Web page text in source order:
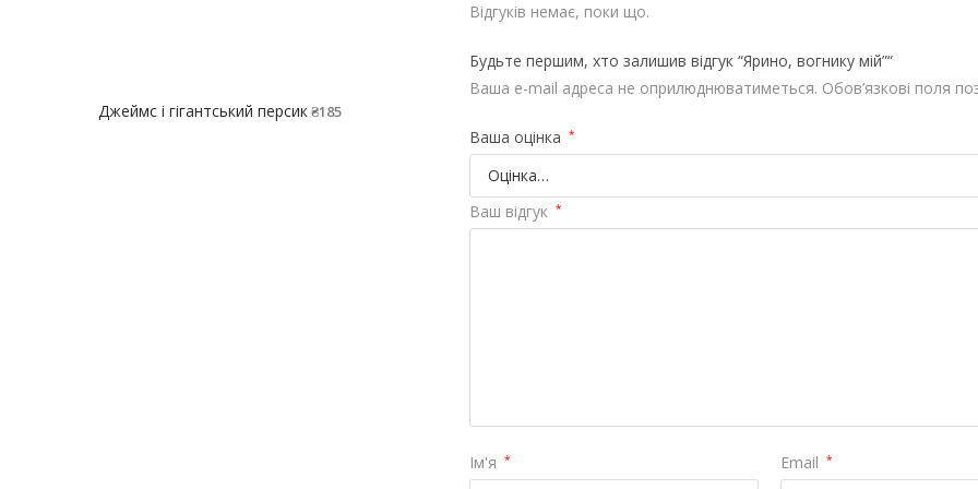
Відгуків немає, поки що.
Будьте першим, хто залишив відгук “Ярино, вогнику мій”“
Ваша e-mail адреса не оприлюднюватиметься. Обов’язкові поля
Ваша оцінка *
Ваш відгук *
Ім'я * Email *
Джеймс і гігантський персик₴185